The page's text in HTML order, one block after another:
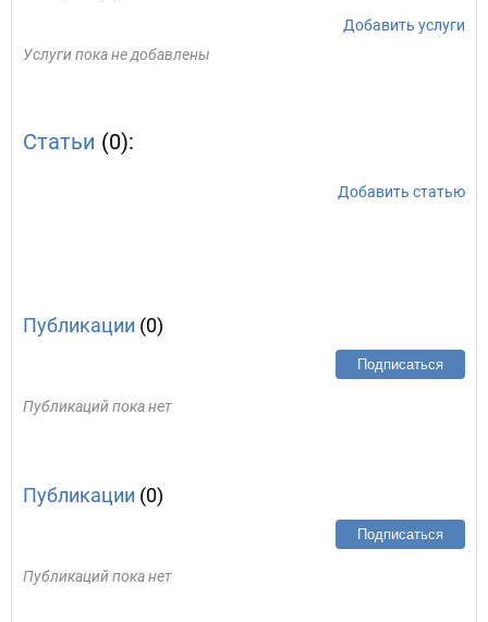
Добавить услуги
Услуги пока не добавлены
Статьи (0):
Добавить статью
Публикации (0)
Подписаться
Публикаций пока нет
Публикации (0)
Подписаться
Публикаций пока нет